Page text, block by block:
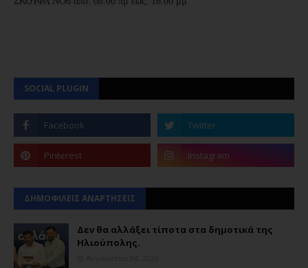
SOCIAL PLUGIN
ΔΗΜΟΦΙΛΕΙΣ ΑΝΑΡΤΗΣΕΙΣ
Δεν θα αλλάξει τίποτα στα δημοτικά της
Ηλιούπολης.